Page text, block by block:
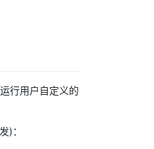
行用户自定义的
)：